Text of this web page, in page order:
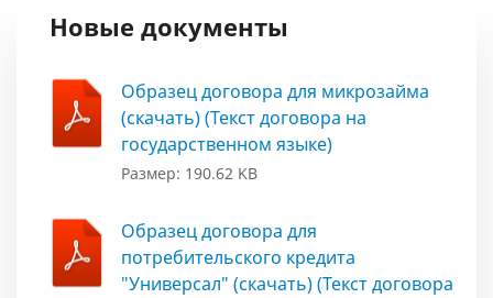
Новые документы
Образец договора для микрозайма
(скачать) (Текст договора на
государственном языке)
Размер: 190.62 KB
Образец договора для
потребительского кредита
"Универсал" (скачать) (Текст договора